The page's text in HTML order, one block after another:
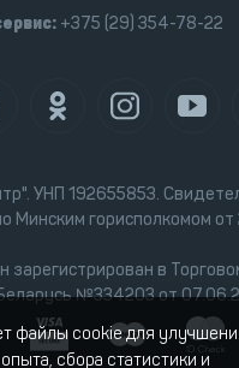
УНП 192655853.
Минским горисполкомом от
зарегистрирован в
№334203 от
+375 (29) 354-78-22
файлы cookie для
сбора статистики и